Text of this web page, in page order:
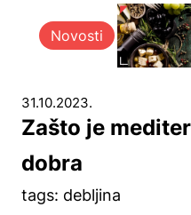
Novosti
31.10.2023.
Zašto je
dobra
tags: debljina